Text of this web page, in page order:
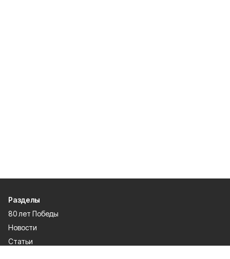
Разделы
80 лет Победы
Новости
Статьи